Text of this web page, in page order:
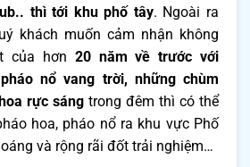
thì tới khu phố tây. Ngoài ra
khách muốn cảm nhận không
của hơn 20 năm về trước với
nổ vang trời, những chùm
rực sángtrong đêm thì có thể
hoa, pháo nổ ra khu vực Phố
và rộng rãi đốt trải nghiệm…